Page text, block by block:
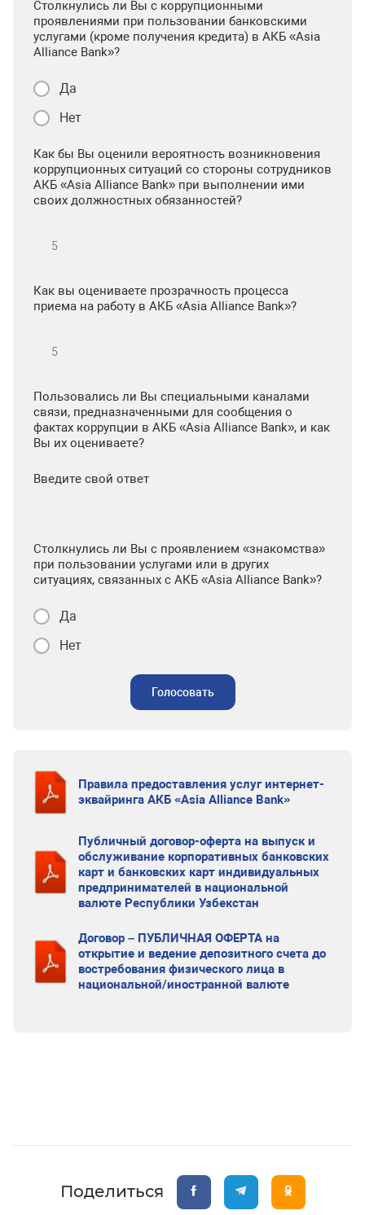
Столкнулись ли Вы с коррупционными
проявлениями при пользовании банковскими
услугами (кроме получения кредита) в АКБ «Asia
Alliance Bank»?
Да
Нет
Как бы Вы оценили вероятность возникновения
коррупционных ситуаций со стороны сотрудников
АКБ «Asia Alliance Bank» при выполнении ими
своих должностных обязанностей?
Как вы оцениваете прозрачность процесса
приема на работу в АКБ «Asia Alliance Bank»?
Пользовались ли Вы специальными каналами
связи, предназначенными для сообщения о
фактах коррупции в АКБ «Asia Alliance Bank», и как
Вы их оцениваете?
Введите свой ответ
Столкнулись ли Вы с проявлением «знакомства»
при пользовании услугами или в других
ситуациях, связанных с АКБ «Asia Alliance Bank»?
Да
Нет
Голосовать
Правила предоставления услуг интернет-
эквайринга АКБ «Asia Alliance Bank»
Публичный договор-оферта на выпуск и
обслуживание корпоративных банковских
карт и банковских карт индивидуальных
предпринимателей в национальной
валюте Республики Узбекстан
Договор – ПУБЛИЧНАЯ ОФЕРТА на
открытие и ведение депозитного счета до
востребования физического лица в
национальной/иностранной валюте
Поделиться